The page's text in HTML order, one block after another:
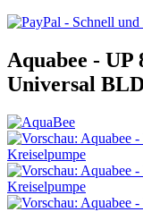
Aquabee - UP
Universal